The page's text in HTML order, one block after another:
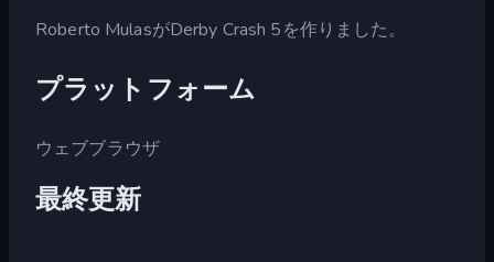
Roberto MulasがDerby Crash 5を作りました。
プラットフォーム
ウェブブラウザ
最終更新